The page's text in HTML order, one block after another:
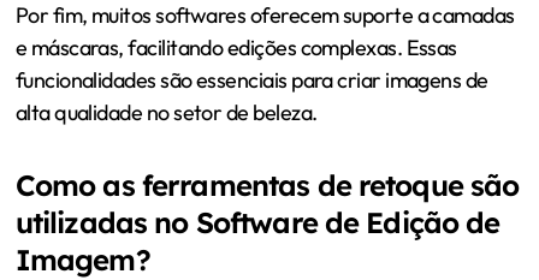
Por fim, muitos softwares oferecem suporte a camadas
e máscaras, facilitando edições complexas. Essas
funcionalidades são essenciais para criar imagens de
alta qualidade no setor de beleza.
Como as ferramentas de retoque são
utilizadas no Software de Edição de
Imagem?